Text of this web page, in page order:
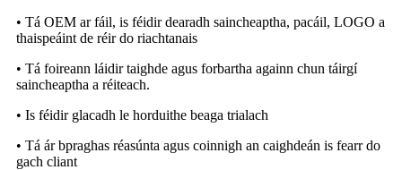
• Tá OEM ar fáil, is féidir dearadh saincheaptha, pacáil, LOGO a
thaispeáint de réir do riachtanais
• Tá foireann láidir taighde agus forbartha againn chun táirgí
saincheaptha a réiteach.
• Is féidir glacadh le horduithe beaga trialach
• Tá ár bpraghas réasúnta agus coinnigh an caighdeán is fearr do
gach cliant